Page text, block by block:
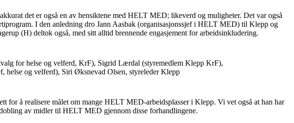
det er også en av hensiktene med HELT MED; likeverd og muligheter. Det var også
I den anledning dro Jann Aasbak (organisasjonssjef i HELT MED) til Klepp og
(H) deltok også, med sitt alltid brennende engasjement for arbeidsinkludering.
for helse og velferd, KrF), Sigrid Lærdal (styremedlem Klepp KrF),
helse og velferd), Siri Øksnevad Olsen, styreleder Klepp
å realisere målet om mange HELT MED-arbeidsplasser i Klepp. Vi vet også at han har
av midler til HELT MED gjennom disse forhandlingene.